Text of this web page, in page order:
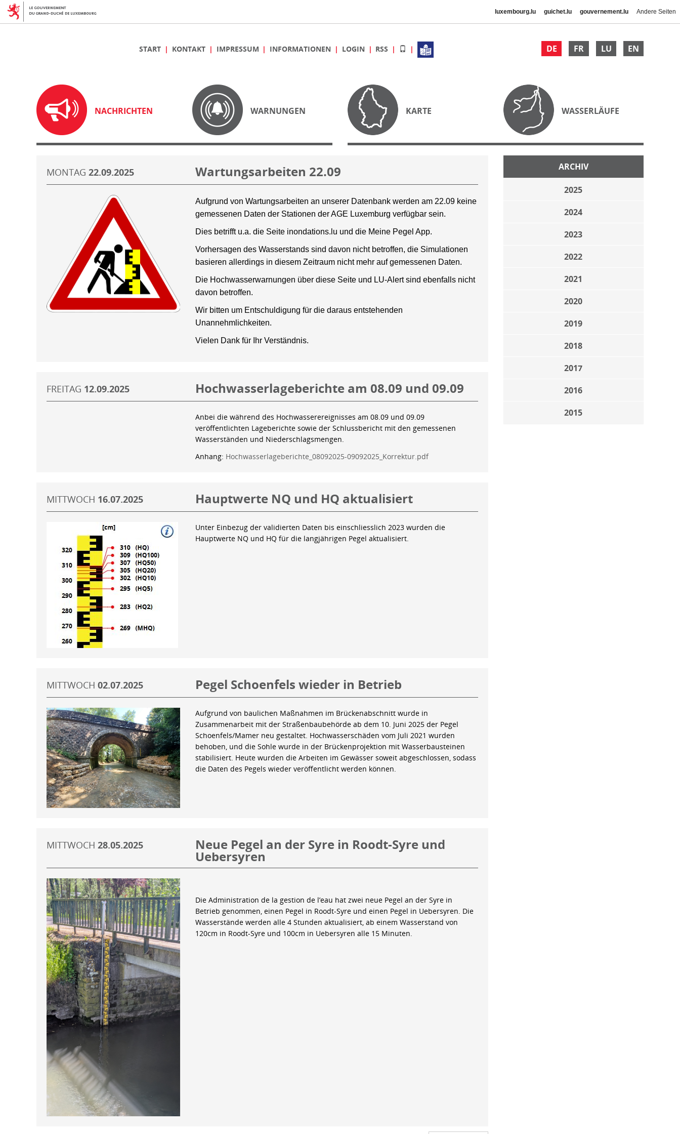
luxembourg.lu guichet.lu gouvernement.lu Andere Seiten
DE FR LU EN
START KONTAKT IMPRESSUM INFORMATIONEN LOGIN RSS
NACHRICHTEN WARNUNGEN KARTE WASSERLÄUFE
ARCHIV
2025
2024
2023
2022
2021
2020
2019
2018
2017
2016
2015
MONTAG 22.09.2025 Wartungsarbeiten 22.09
Aufgrund von Wartungsarbeiten an unserer Datenbank werden am 22.09 keine
gemessenen Daten der Stationen der AGE Luxemburg verfügbar sein.
Dies betrifft u.a. die Seite inondations.lu und die Meine Pegel App.
Vorhersagen des Wasserstands sind davon nicht betroffen, die Simulationen
basieren allerdings in diesem Zeitraum nicht mehr auf gemessenen Daten.
Die Hochwasserwarnungen über diese Seite und LU-Alert sind ebenfalls nicht
davon betroffen.
Wir bitten um Entschuldigung für die daraus entstehenden
Unannehmlichkeiten.
Vielen Dank für Ihr Verständnis.
FREITAG 12.09.2025 Hochwasserlageberichte am 08.09 und 09.09
Anbei die während des Hochwasserereignisses am 08.09 und 09.09
veröffentlichten Lageberichte sowie der Schlussbericht mit den gemessenen
Wasserständen und Niederschlagsmengen.
Anhang: Hochwasserlageberichte_08092025-09092025_Korrektur.pdf
MITTWOCH 16.07.2025 Hauptwerte NQ und HQ aktualisiert
Unter Einbezug der validierten Daten bis einschliesslich 2023 wurden die
Hauptwerte NQ und HQ für die langjährigen Pegel aktualisiert.
MITTWOCH 02.07.2025 Pegel Schoenfels wieder in Betrieb
Aufgrund von baulichen Maßnahmen im Brückenabschnitt wurde in
Zusammenarbeit mit der Straßenbaubehörde ab dem 10. Juni 2025 der Pegel
Schoenfels/Mamer neu gestaltet. Hochwasserschäden vom Juli 2021 wurden
behoben, und die Sohle wurde in der Brückenprojektion mit Wasserbausteinen
stabilisiert. Heute wurden die Arbeiten im Gewässer soweit abgeschlossen, sodass
die Daten des Pegels wieder veröffentlicht werden können.
MITTWOCH 28.05.2025 Neue Pegel an der Syre in Roodt-Syre und
Uebersyren
Die Administration de la gestion de l’eau hat zwei neue Pegel an der Syre in
Betrieb genommen, einen Pegel in Roodt-Syre und einen Pegel in Uebersyren. Die
Wasserstände werden alle 4 Stunden aktualisiert, ab einem Wasserstand von
120cm in Roodt-Syre und 100cm in Uebersyren alle 15 Minuten.